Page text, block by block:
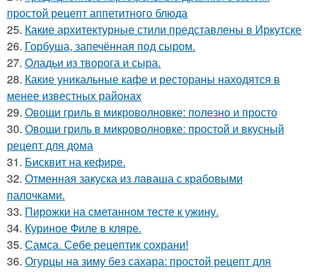
простой рецепт аппетитного блюда
25. Какие архитектурные стили представлены в Иркутске
26. Горбуша, запечённая под сыром.
27. Оладьи из творога и сыра.
28. Какие уникальные кафе и рестораны находятся в
менее известных районах
29. Овощи гриль в микроволновке: полезно и просто
30. Овощи гриль в микроволновке: простой и вкусный
рецепт для дома
31. Бисквит на кефире.
32. Отменная закуска из лаваша с крабовыми
палочками.
33. Пирожки на сметанном тесте к ужину.
34. Куриное Филе в кляре.
35. Самса. Себе рецептик сохрани!
36. Огурцы на зиму без сахара: простой рецепт для